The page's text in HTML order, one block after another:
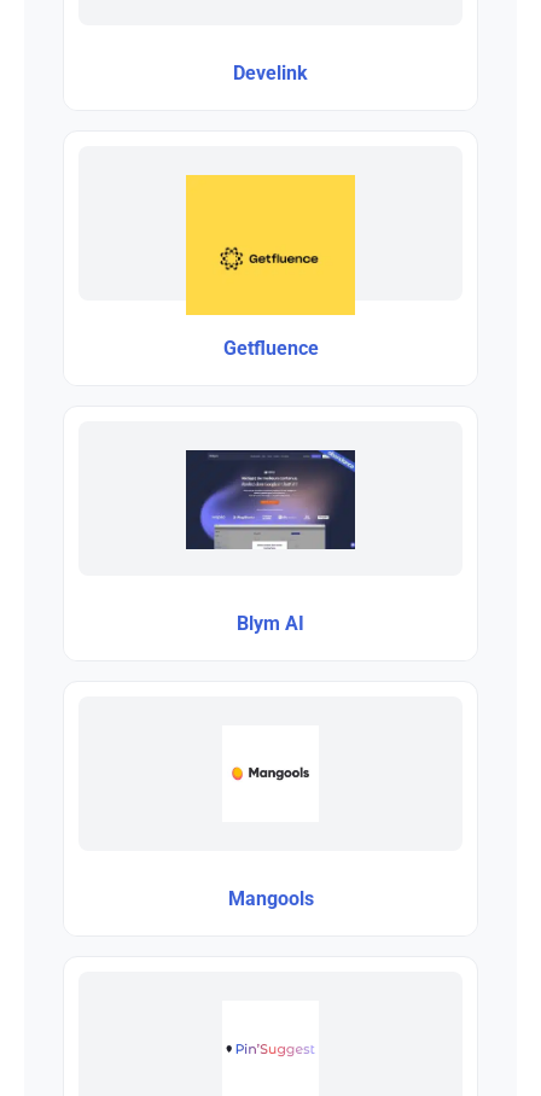
Develink
Getfluence
Blym AI
Mangools